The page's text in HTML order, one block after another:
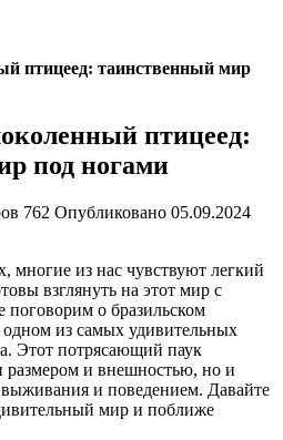
птицеед: таинственный мир
птицеед:
под ногами
762 Опубликовано 05.09.2024
многие из нас чувствуют легкий
взглянуть на этот мир с
поговорим о бразильском
из самых удивительных
Этот потрясающий паук
размером и внешностью, но и
и поведением. Давайте
мир и поближе